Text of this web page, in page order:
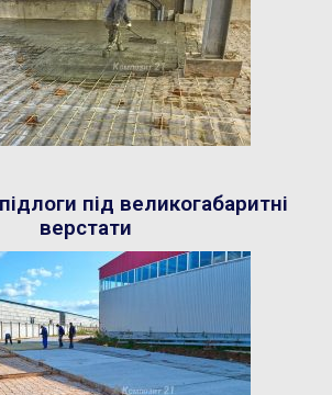
під великогабаритні
верстати